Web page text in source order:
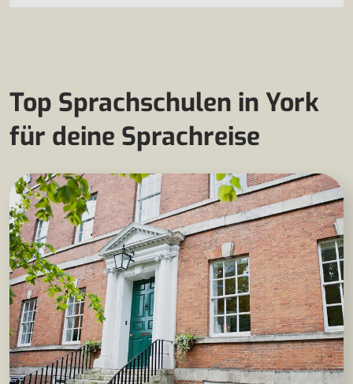
Top Sprachschulen in York
für deine Sprachreise